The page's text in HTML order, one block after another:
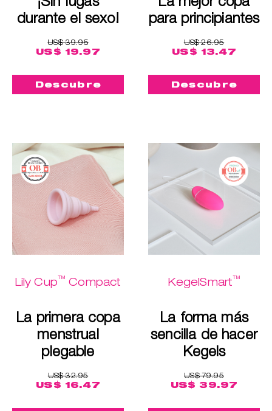
durante el sexo!
US$ 39.95
US$ 19.97
Descubre
para principiantes
US$ 26.95
US$ 13.47
Descubre
Lily Cup™ Compact
La primera copa
menstrual
plegable
US$ 32.95
US$ 16.47
KegelSmart™
La forma más
sencilla de hacer
Kegels
US$ 79.95
US$ 39.97